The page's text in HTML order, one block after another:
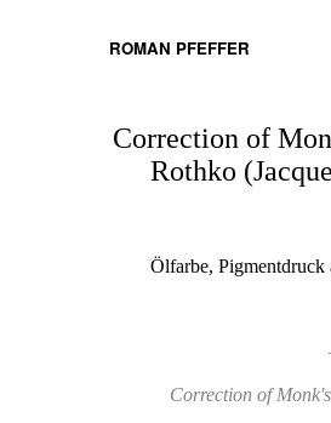
ROMAN PFEFFER
Correction of
Rothko
Ölfarbe,
Correction of